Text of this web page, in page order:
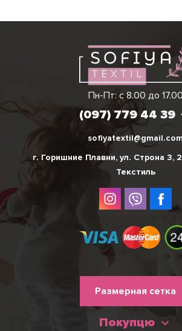
Пн-Пт: с 8.00 до 17.00
(097) 779 44 39
Виктория
(097) 779 44 39
г. Горишние Плавни, ул. Строна 3,
Текстиль
нижнього
Размерная сетка
Покупцю